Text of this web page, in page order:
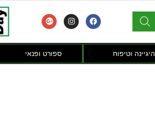
היגיינה וטיפוח ספורט ופנאי